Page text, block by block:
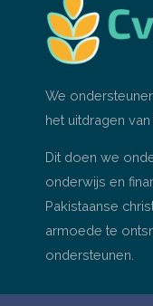
We
het uitdragen
Dit doen we
onderwijs en
Pakistaanse
armoede te
ondersteunen.